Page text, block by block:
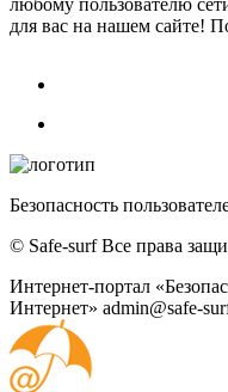
любому пользователю
для вас на нашем сайте!
Безопасность
© Safe-surf Все права
Интернет-портал
Интернет» admin@safe-